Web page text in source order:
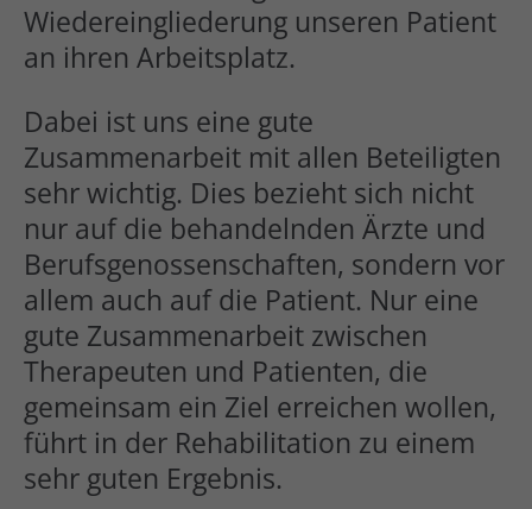
Cybersteel Inc.
376-293 City Road, Suite 600
San Francisco, CA 94102
Have any questions?
+44 1234 567 890
Drop us a line
info@yourdomain.com
About us
Wiedereingliederung unseren Patient
an ihren Arbeitsplatz.
Dabei ist uns eine gute
Zusammenarbeit mit allen Beteiligten
sehr wichtig. Dies bezieht sich nicht
nur auf die behandelnden Ärzte und
Berufsgenossenschaften, sondern vor
allem auch auf die Patient. Nur eine
gute Zusammenarbeit zwischen
Therapeuten und Patienten, die
gemeinsam ein Ziel erreichen wollen,
führt in der Rehabilitation zu einem
sehr guten Ergebnis.